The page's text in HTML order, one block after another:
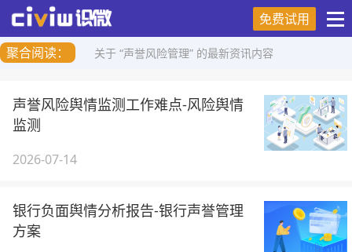
免费试用
聚合阅读：
关于 “声誉风险管理” 的最新资讯内容
声誉风险舆情监测工作难点-风险舆情
监测
2026-07-14
银行负面舆情分析报告-银行声誉管理
方案